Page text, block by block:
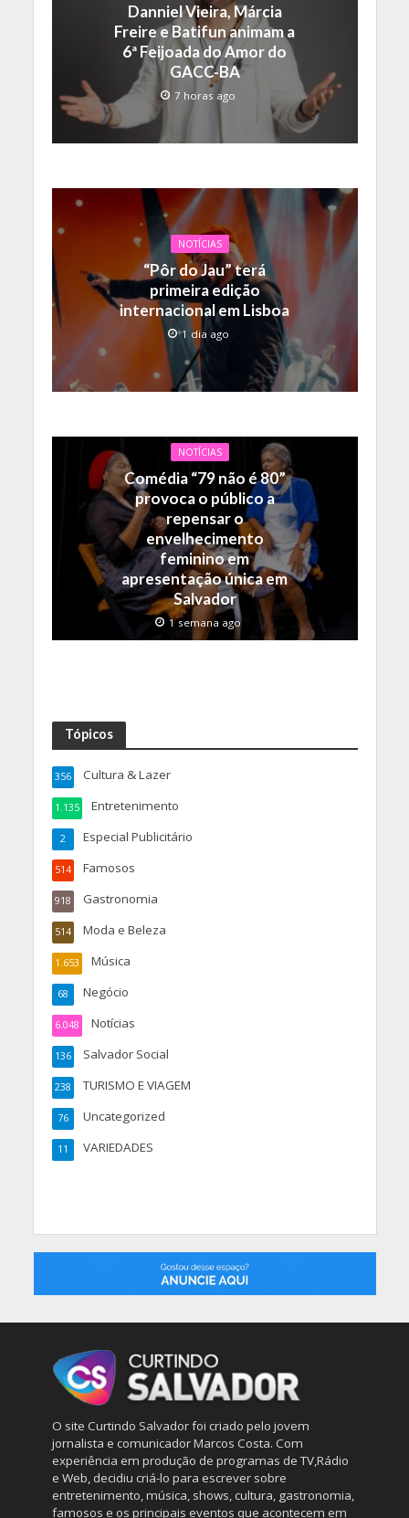
Danniel Vieira, Márcia
Freire e Batifun animam a
6ª Feijoada do Amor do
GACC-BA
7 horas ago
NOTÍCIAS
“Pôr do Jau” terá
primeira edição
internacional em Lisboa
1 dia ago
NOTÍCIAS
Comédia “79 não é 80”
provoca o público a
repensar o
envelhecimento
feminino em
apresentação única em
Salvador
1 semana ago
Tópicos
Cultura & Lazer
356
Entretenimento
1.135
Especial Publicitário
2
Famosos
514
Gastronomia
918
Moda e Beleza
514
Música
1.653
Negócio
68
Notícias
6.048
Salvador Social
136
TURISMO E VIAGEM
238
Uncategorized
76
VARIEDADES
11
O site Curtindo Salvador foi criado pelo jovem
jornalista e comunicador Marcos Costa. Com
experiência em produção de programas de TV,Rádio
e Web, decidiu criá-lo para escrever sobre
entretenimento, música, shows, cultura, gastronomia,
famosos e os principais eventos que acontecem em